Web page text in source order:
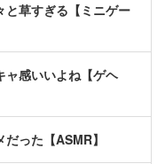
と草すぎる【ミニゲー
ャ感いいよね【ゲヘ
った【ASMR】